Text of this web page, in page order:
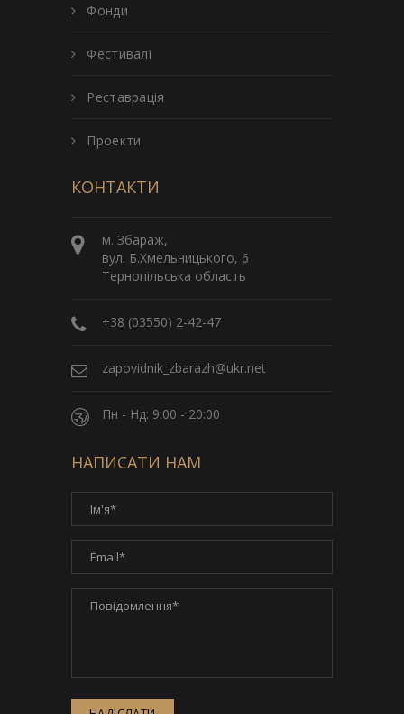
Фонди
Фестивалі
Реставрація
Проекти
КОНТАКТИ
м. Збараж,
вул. Б.Хмельницького, 6
Тернопільська область
+38 (03550) 2-42-47
zapovidnik_zbarazh@ukr.net
Пн - Нд: 9:00 - 20:00
НАПИСАТИ НАМ